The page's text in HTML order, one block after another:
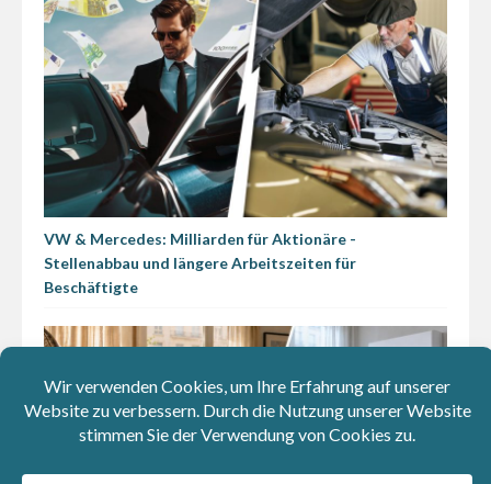
VW & Mercedes: Milliarden für Aktionäre -
Stellenabbau und längere Arbeitszeiten für
Beschäftigte